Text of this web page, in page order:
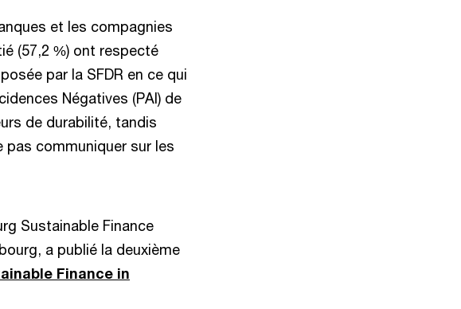
et les compagnies
(57,2 %) ont respecté
par la SFDR en ce qui
Négatives (PAI) de
de durabilité, tandis
pas communiquer sur les
Sustainable Finance
a publié la deuxième
Finance in